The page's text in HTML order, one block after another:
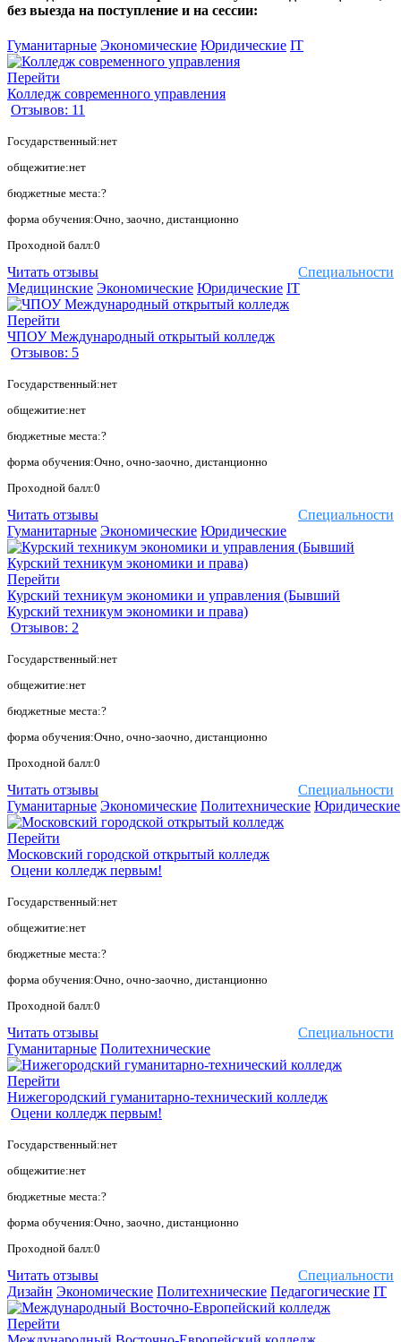
без выезда на поступление и на сессии:
Гуманитарные Экономические Юридические IT
Перейти
Колледж современного управления
Отзывов: 11
Государственный:нет
общежитие:нет
бюджетные места:?
форма обучения:Очно, заочно, дистанционно
Проходной балл:0
Специальности
Читать отзывы
Медицинские Экономические Юридические IT
Перейти
ЧПОУ Международный открытый колледж
Отзывов: 5
Государственный:нет
общежитие:нет
бюджетные места:?
форма обучения:Очно, очно-заочно, дистанционно
Проходной балл:0
Специальности
Читать отзывы
Гуманитарные Экономические Юридические
Перейти
Курский техникум экономики и управления (Бывший
Курский техникум экономики и права)
Отзывов: 2
Государственный:нет
общежитие:нет
бюджетные места:?
форма обучения:Очно, очно-заочно, дистанционно
Проходной балл:0
Специальности
Читать отзывы
Гуманитарные Экономические Политехнические Юридические
Перейти
Московский городской открытый колледж
Оцени колледж первым!
Государственный:нет
общежитие:нет
бюджетные места:?
форма обучения:Очно, очно-заочно, дистанционно
Проходной балл:0
Специальности
Читать отзывы
Гуманитарные Политехнические
Перейти
Нижегородский гуманитарно-технический колледж
Оцени колледж первым!
Государственный:нет
общежитие:нет
бюджетные места:?
форма обучения:Очно, заочно, дистанционно
Проходной балл:0
Специальности
Читать отзывы
Дизайн Экономические Политехнические Педагогические IT
Перейти